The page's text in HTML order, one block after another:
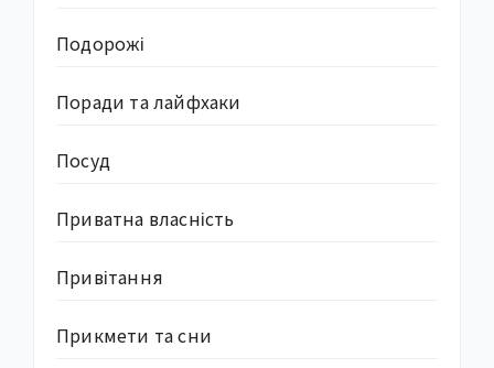
Подорожі
Поради та лайфхаки
Посуд
Приватна власність
Привітання
Прикмети та сни